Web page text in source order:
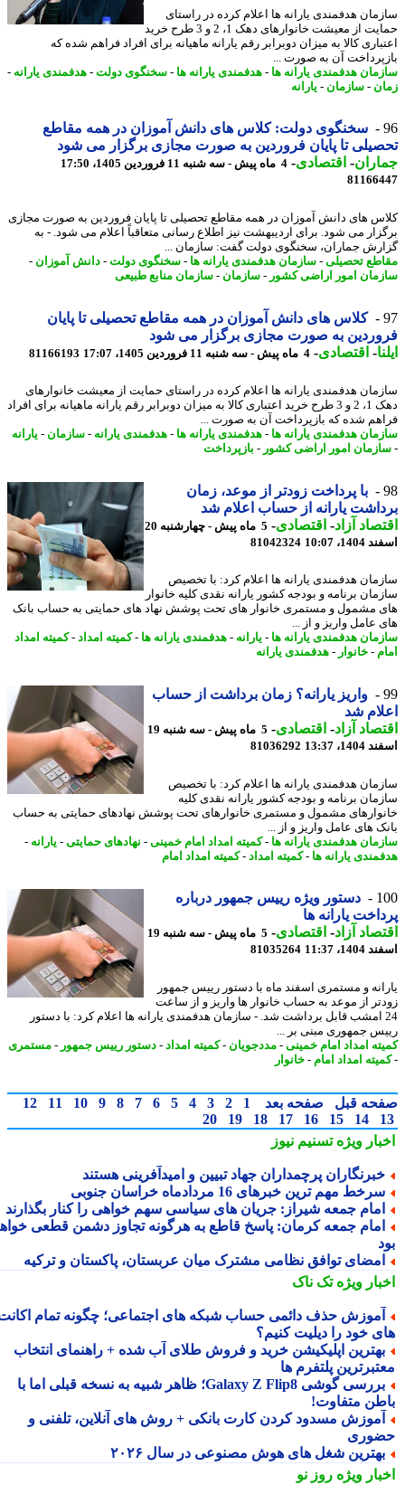
هدفمندی یارانه ها اعلام کرده در راستای
حمایت از معیشت خانوارهای دهک 1، 2 و 3 طرح خرید
کالا به میزان دوبرابر رقم یارانه ماهیانه برای افراد فراهم شده که
آن به صورت ...
هدفمندی یارانه ها - هدفمندی یارانه ها - سخنگوی دولت-هدفمندی یارانه-
-سازمان -یارانه
سخنگوی دولت: کلاس های دانش آموزان در همه مقاطع
تا پایان فروردین به صورت مجازی برگزار می شود
- اقتصادی-4 ماه پیش - سه شنبه 11 فروردین 1405، 17:50
های دانش آموزان در همه مقاطع تحصیلی تا پایان فروردین به صورت مجازی
می شود. برای اردیبهشت نیز اطلاع رسانی متعاقباً اعلام می شود. - به
جماران، سخنگوی دولت گفت: سازمان ...
تحصیلی-سازمان هدفمندی یارانه ها - سخنگوی دولت-دانش آموزان-
امور اراضی کشور-سازمان -سازمان منابع طبیعی
کلاس های دانش آموزان در همه مقاطع تحصیلی تا پایان
به صورت مجازی برگزار می شود
-اقتصادی-4 ماه پیش - سه شنبه 11 فروردین 1405، 17:07 81166193
هدفمندی یارانه ها اعلام کرده در راستای حمایت از معیشت خانوارهای
دهک 1، 2 و 3 طرح خرید اعتباری کالا به میزان دوبرابر رقم یارانه ماهیانه برای افراد
شده که بازپرداخت آن به صورت ...
هدفمندی یارانه ها - هدفمندی یارانه ها - هدفمندی یارانه- سازمان -یارانه
امور اراضی کشور-بازپرداخت
با پرداخت زودتر از موعد، زمان
یارانه از حساب اعلام شد
آزاد - اقتصادی-
5 ماه پیش - چهارشنبه 20
10:07
81042324
هدفمندی یارانه ها اعلام کرد: با تخصیص
برنامه و بودجه کشور یارانه نقدی کلیه خانوار
مشمول و مستمری خانوار های تحت پوشش نهاد های حمایتی به حساب بانک
عامل واریز و از ...
هدفمندی یارانه ها - یارانه- هدفمندی یارانه ها - کمیته امداد -کمیته امداد
-خانوار-هدفمندی یارانه
واریز یارانه؟ زمان برداشت از حساب
شد
آزاد - اقتصادی-
5 ماه پیش - سه شنبه 19
13:37
81036292
هدفمندی یارانه ها اعلام کرد: با تخصیص
برنامه و بودجه کشور یارانه نقدی کلیه
مشمول و مستمری خانوارهای تحت پوشش نهادهای حمایتی به حساب
های عامل واریز و از ...
هدفمندی یارانه ها - کمیته امداد امام خمینی-نهادهای حمایتی-یارانه-
یارانه ها - کمیته امداد -کمیته امداد امام
دستور ویژه رییس جمهور درباره
یارانه ها
آزاد - اقتصادی-
5 ماه پیش - سه شنبه 19
11:37
81035264
و مستمری اسفند ماه با دستور رییس جمهور
از موعد به حساب خانوار ها واریز و از ساعت
امشب قابل برداشت شد. - سازمان هدفمندی یارانه ها اعلام کرد: با دستور
جمهوری مبنی بر ...
امداد امام خمینی-مددجویان-کمیته امداد -دستور رییس جمهور-مستمری
امداد امام -خانوار
قبل صفحه بعد 1
2
3
4
5
6
7
8
9
10
11
12
14
15
16
17
18
19
20
ویژهتسنیم نیوز
پرچمداران جهاد تبیین و امیدآفرینی هستند
مهم ترین خبرهای 16 مردادماه خراسان جنوبی
جمعه شیراز: جریان های سیاسی سهم خواهی را کنار بگذارند
جمعه کرمان: پاسخ قاطع به هرگونه تجاوز دشمن قطعی خواهد
توافق نظامی مشترک میان عربستان، پاکستان و ترکیه
ویژهتک ناک
حذف دائمی حساب شبکه های اجتماعی؛ چگونه تمام اکانت
خود را دیلیت کنیم؟
اپلیکیشن خرید و فروش طلای آب شده + راهنمای انتخاب
پلتفرم ها
بررسی گوشی Galaxy Z Flip8؛ ظاهر شبیه به نسخه قبلی اما با
متفاوت!
مسدود کردن کارت بانکی + روش های آنلاین، تلفنی و
شغل های هوش مصنوعی در سال ۲۰۲۶
ویژهروز نو